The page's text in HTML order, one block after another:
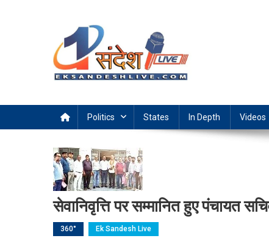
Politics States In Depth Videos
सेवानिवृत्ति पर सम्मानित हुए पंचायत
360° Ek Sandesh Live